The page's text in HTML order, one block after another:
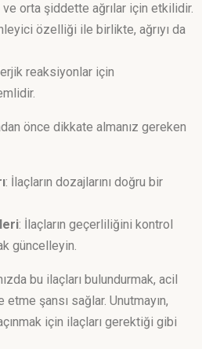
orta şiddette ağrılar için etkilidir.
özelliği ile birlikte, ağrıyı da
reaksiyonlar için
önce dikkate almanız gereken
: İlaçların dozajlarını doğru bir
: İlaçların geçerliliğini kontrol
güncelleyin.
bu ilaçları bulundurmak, acil
etme şansı sağlar. Unutmayın,
için ilaçları gerektiği gibi